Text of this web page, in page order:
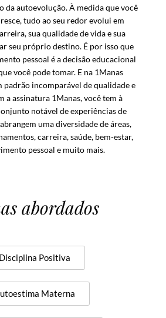
da autoevolução. À medida que você
tudo ao seu redor evolui em
sua qualidade de vida e sua
seu próprio destino. É por isso que
pessoal é a decisão educacional
você pode tomar. E na 1Manas
padrão incomparável de qualidade e
a assinatura 1Manas, você tem à
notável de experiências de
uma diversidade de áreas,
carreira, saúde, bem-estar,
pessoal e muito mais.
abordados
Disciplina Positiva
Materna